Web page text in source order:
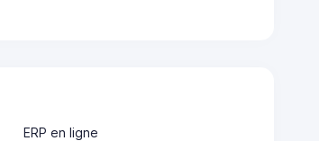
ERP en ligne